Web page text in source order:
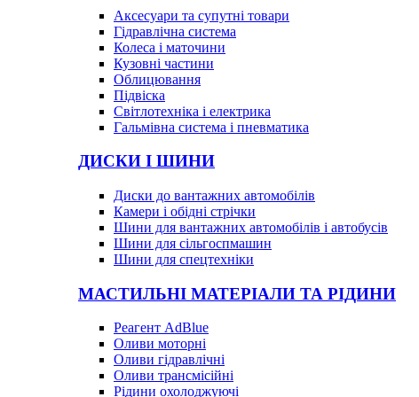
Аксесуари та супутні товари
Гідравлічна система
Колеса і маточини
Кузовні частини
Облицювання
Підвіска
Світлотехніка і електрика
Гальмівна система і пневматика
ДИСКИ І ШИНИ
Диски до вантажних автомобілів
Камери і обідні стрічки
Шини для вантажних автомобілів і автобусів
Шини для сільгоспмашин
Шини для спецтехніки
МАСТИЛЬНІ МАТЕРІАЛИ ТА РІДИНИ
Реагент AdBlue
Оливи моторні
Оливи гідравлічні
Оливи трансмісійні
Рідини охолоджуючі